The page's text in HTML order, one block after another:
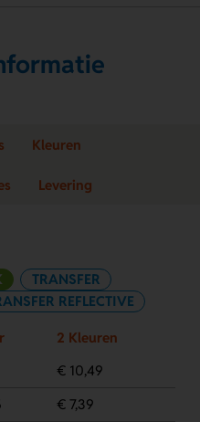
Kleuren
Levering
TRANSFER
REFLECTIVE
2 Kleuren
€ 10,49
€ 7,39